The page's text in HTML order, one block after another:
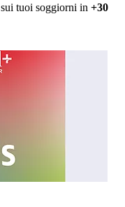
sui tuoi soggiorni in +30